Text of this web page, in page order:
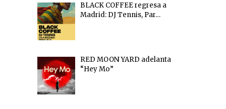
BLACK COFFEE regresa a
Madrid: DJ Tennis, Par…
RED MOON YARD adelanta
“Hey Mo”